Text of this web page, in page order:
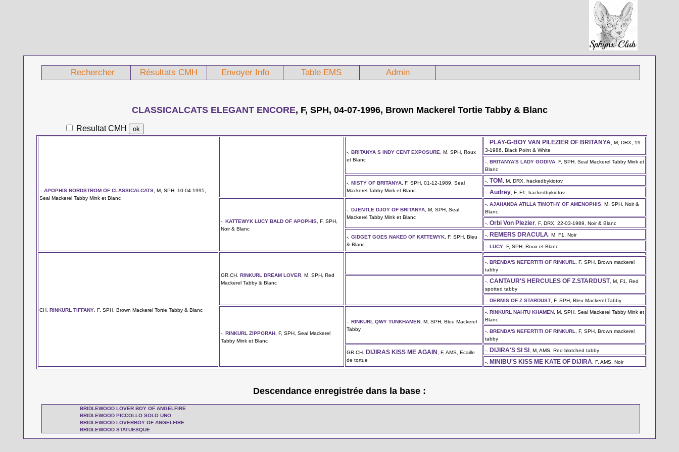
Rechercher Résultats CMH Envoyer Info Table EMS Admin
CLASSICALCATS ELEGANT ENCORE, F, SPH, 04-07-1996, Brown Mackerel Tortie Tabby & Blanc
Resultat CMH
-.APOPHIS NORDSTROM OF CLASSICALCATS , M, SPH, 10-04-1995,
Seal Mackerel Tabby Mink et Blanc
-.BRITANYA S INDY CENT EXPOSURE
, M, SPH, Roux
et Blanc
-. PLAY-G-BOY VAN PlLEZIER OF BRITANYA , M, DRX, 19-
3-1986, Black Point & White
-.BRITANYA'S LADY GODIVA , F, SPH, Seal Mackerel Tabby Mink et
Blanc
-.MISTY OF BRITANYA , F, SPH, 01-12-1989, Seal
Mackerel Tabby Mink et Blanc
-.TOM , M, DRX, hackedbykiotov
-.Audrey , F, F1, hackedbykiotov
-.KATTEWYK LUCY BALD OF APOPHIS , F, SPH,
Noir & Blanc
-.DJENTLE DJOY OF BRITANYA , M, SPH, Seal
Mackerel Tabby Mink et Blanc
-.AJAHANDA ATILLA TIMOTHY OF AMENOPHIS , M, SPH, Noir &
Blanc
-.Orbi Von Plezier , F, DRX, 22-03-1989, Noir & Blanc
-.GIDGET GOES NAKED OF KATTEWYK , F, SPH, Bleu
& Blanc
-. REMERS DRACULA , M, F1, Noir
-.LUCY , F, SPH, Roux et Blanc
CH.RINKURL TIFFANY , F, SPH, Brown Mackerel Tortie Tabby & Blanc
GR.CH.RINKURL DREAM LOVER , M, SPH, Red
Mackerel Tabby & Blanc
-.BRENDA'S NEFERTITI OF RINKURL
, F, SPH, Brown mackerel
tabby
-.CANTAUR'S HERCULES OF Z.STARDUST , M, F1, Red
spotted tabby
-.DERMIS OF Z.STARDUST , F, SPH, Bleu Mackerel Tabby
-.RINKURL ZIPPORAH , F, SPH, Seal Mackerel
Tabby Mink et Blanc
-.RINKURL QWY TUNKHAMEN , M, SPH, Bleu Mackerel
Tabby
-.RINKURL NAHTU KHAMEN , M, SPH, Seal Mackerel Tabby Mink et
Blanc
-.BRENDA'S NEFERTITI OF RINKURL
, F, SPH, Brown mackerel
tabby
GR.CH. DIJIRAS KISS ME AGAIN
, F, AMS, Ecaille
de tortue
-. DIJIRA'S SI SI , M, AMS, Red blotched tabby
-. MINIBU'S KISS ME KATE OF DIJIRA , F, AMS, Noir
Descendance enregistrée dans la base :
BRIDLEWOOD LOVER BOY OF ANGELFIRE
BRIDLEWOOD PICCOLLO SOLO UNO
BRIDLEWOOD LOVERBOY OF ANGELFIRE
BRIDLEWOOD STATUESQUE